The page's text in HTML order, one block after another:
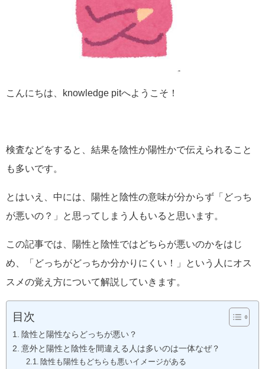
こんにちは、knowledge pitへようこそ！
検査などをすると、結果を陰性か陽性かで伝えられること
も多いです。
とはいえ、中には、陽性と陰性の意味が分からず「どっち
が悪いの？」と思ってしまう人もいると思います。
この記事では、陽性と陰性ではどちらが悪いのかをはじ
め、「どっちがどっちか分かりにくい！」という人にオス
スメの覚え方について解説していきます。
目次
陰性と陽性ならどっちが悪い？
意外と陽性と陰性を間違える人は多いのは一体なぜ？
陰性も陽性もどちらも悪いイメージがある